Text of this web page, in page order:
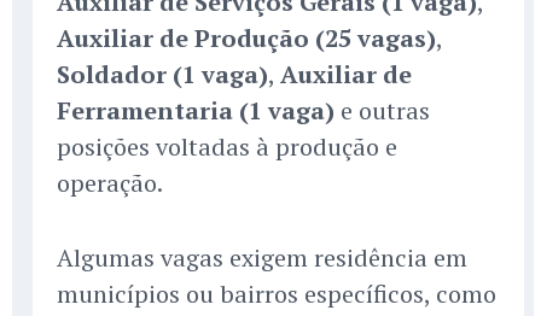
Auxiliar de Produção (25 vagas),
Soldador (1 vaga), Auxiliar de
Ferramentaria (1 vaga) e outras
posições voltadas à produção e
operação.
Algumas vagas exigem residência em
municípios ou bairros específicos, como